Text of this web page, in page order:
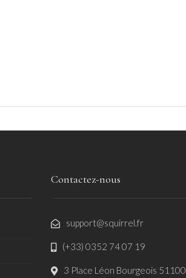
Contactez-nous
support@squirrel.fr
(+33) 0352 74 07 19
3 Place Léon Bourgeois 51100